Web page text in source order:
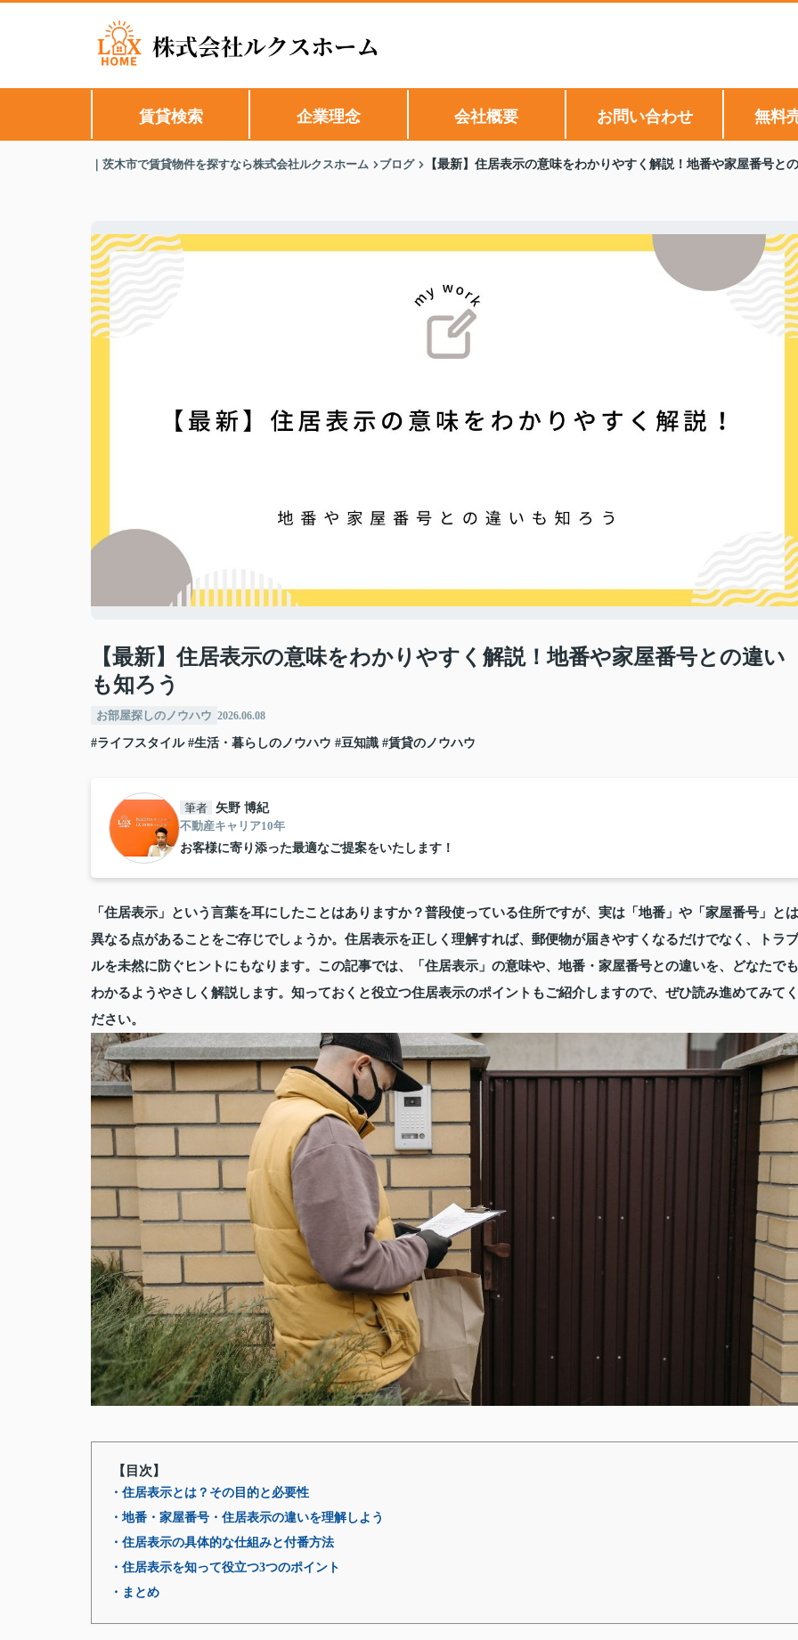
賃貸検索 企業理念 会社概要 お問い合わせ 無料
｜茨木市で賃貸物件を探すなら株式会社ルクスホーム ブログ 【最新】住居表示の意味をわかりやすく解説！地番や家屋番号と
【最新】住居表示の意味をわかりやすく解説！地番や家屋番号との違い
も知ろう
お部屋探しのノウハウ 2026.06.08
#ライフスタイル #生活・暮らしのノウハウ #豆知識 #賃貸のノウハウ
筆者 矢野 博紀
不動産キャリア10年
お客様に寄り添った最適なご提案をいたします！
「住居表示」という言葉を耳にしたことはありますか？普段使っている住所ですが、実は「地番」や「家屋番号」とは
異なる点があることをご存じでしょうか。住居表示を正しく理解すれば、郵便物が届きやすくなるだけでなく、トラブ
ルを未然に防ぐヒントにもなります。この記事では、「住居表示」の意味や、地番・家屋番号との違いを、どなたでも
わかるようやさしく解説します。知っておくと役立つ住居表示のポイントもご紹介しますので、ぜひ読み進めてみてく
ださい。
【目次】
・住居表示とは？その目的と必要性
・地番・家屋番号・住居表示の違いを理解しよう
・住居表示の具体的な仕組みと付番方法
・住居表示を知って役立つ3つのポイント
・まとめ